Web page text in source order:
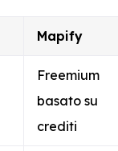
Mapify
Freemium
basato su
crediti